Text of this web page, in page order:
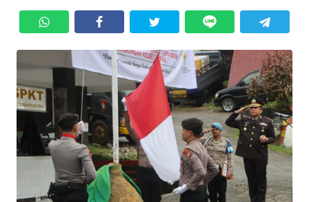
SERBI
OPINI
Informasi
INDEKS
BERITA
KONTAK